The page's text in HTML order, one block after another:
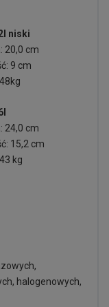
niski
20,0 cm
9 cm
24,0 cm
15,2 cm
kg
halogenowych,